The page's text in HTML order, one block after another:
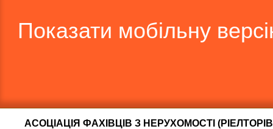
Показати мобільну
АСОЦІАЦІЯ ФАХІВЦІВ З НЕРУХОМОСТІ